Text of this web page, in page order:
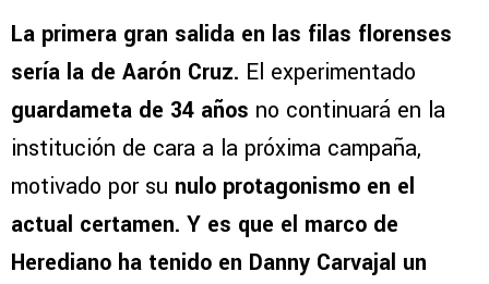
La primera gran salida en las filas florenses
sería la de Aarón Cruz. El experimentado
guardameta de 34 años no continuará en la
institución de cara a la próxima campaña,
motivado por su nulo protagonismo en el
actual certamen. Y es que el marco de
Herediano ha tenido en Danny Carvajal un